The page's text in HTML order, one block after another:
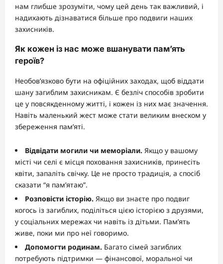
нам глибше зрозуміти, чому цей день так важливий, і
надихають дізнаватися більше про подвиги наших
захисників.
Як кожен із нас може вшанувати пам’ять
героїв?
Необов’язково бути на офіційних заходах, щоб віддати
шану загиблим захисникам. Є безліч способів зробити
це у повсякденному житті, і кожен із них має значення.
Навіть маленький жест може стати великим внеском у
збереження пам’яті.
Відвідати могили чи меморіали. Якщо у вашому
місті чи селі є місця поховання захисників, принесіть
квіти, запаліть свічку. Це не просто традиція, а спосіб
сказати “я пам’ятаю”.
Розповісти історію. Якщо ви знаєте про подвиг
когось із загиблих, поділіться цією історією з друзями,
у соціальних мережах чи навіть із дітьми. Пам’ять
живе, поки ми про неї говоримо.
Допомогти родинам. Багато сімей загиблих
потребують підтримки — фінансової, моральної чи